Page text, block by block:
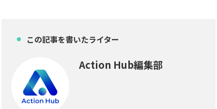
この記事を書いたライター
Action Hub編集部